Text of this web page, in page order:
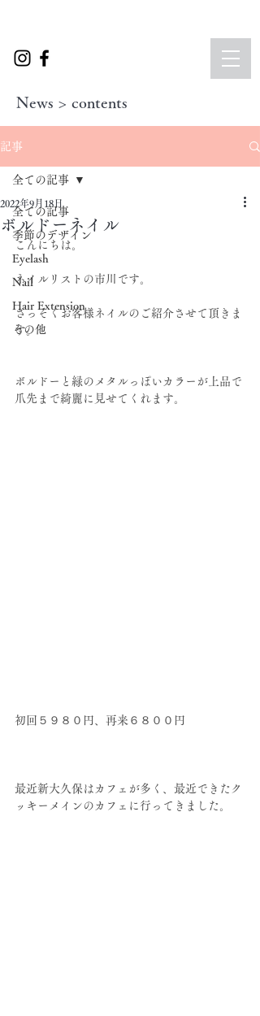
News > contents
記事
全ての記事
季節のデザイン
Eyelash
Nail
Hair Extension
その他
全ての記事
ボルドーネイル
2022年9月18日
こんにちは。
ネイルリストの市川です。
さっそくお客様ネイルのご紹介させて頂きま
す。
ボルドーと緑のメタルっぽいカラーが上品で
爪先まで綺麗に見せてくれます。
初回５９８０円、再来６８００円
最近新大久保はカフェが多く、最近できたク
ッキーメインのカフェに行ってきました。